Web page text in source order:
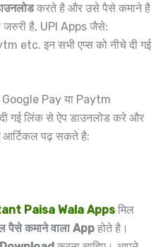
करते है और उसे पैसे कमाने है
जरुरी है, UPI Apps जैसे:
etc. इन सभी एप्स को नीचे दी गई
Pay या Paytm
गई लिंक से ऐप डाउनलोड करे और
आर्टिकल पढ़ सकते है:
Paisa Wala Apps मिल
पैसे कमाने वाला App होते है।